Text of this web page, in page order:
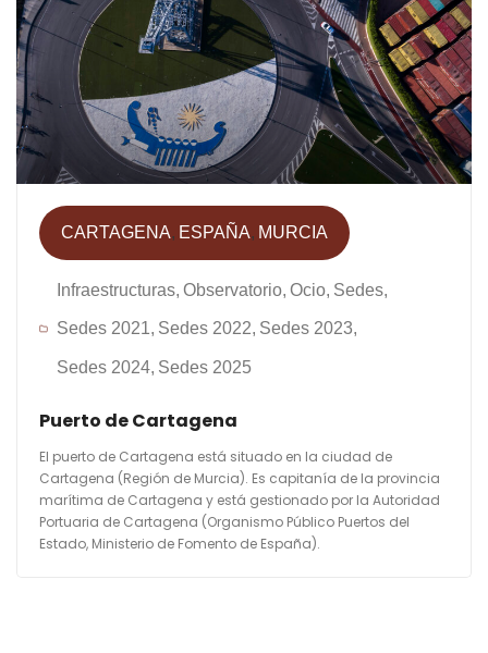
CARTAGENA ESPAÑA MURCIA
Infraestructuras Observatorio Ocio Sedes
Sedes 2021 Sedes 2022 Sedes 2023
Sedes 2024 Sedes 2025
Puerto de Cartagena
El puerto de Cartagena está situado en la ciudad de
Cartagena (Región de Murcia). Es capitanía de la provincia
marítima de Cartagena y está gestionado por la Autoridad
Portuaria de Cartagena (Organismo Público Puertos del
Estado, Ministerio de Fomento de España).